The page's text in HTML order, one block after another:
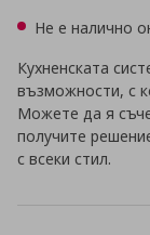
Не е налично
Кухненската
възможности, с
Можете да я
получите
с всеки стил.